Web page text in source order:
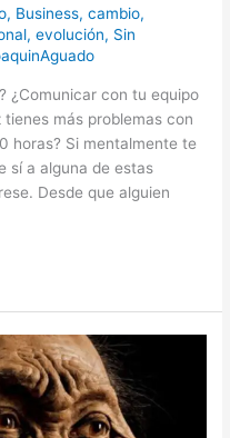
, Business,cambio,
,evolución, Sin
¿Comunicar con tu equipo
más problemas con
horas? Si mentalmente te
sí a alguna de estas
Desde que alguien